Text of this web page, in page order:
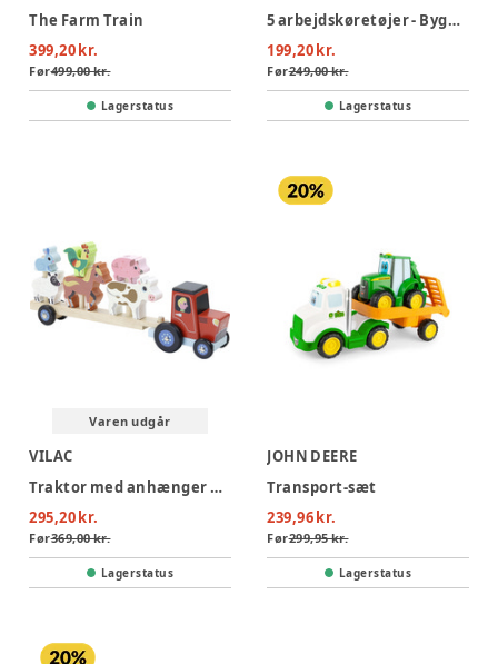
The Farm Train
399,20 kr.
Før499,00 kr.
Lagerstatus
5 arbejdskøretøjer - Byggeplads
199,20 kr.
Før249,00 kr.
Lagerstatus
Varen udgår
VILAC
Traktor med anhænger og stabledyr
295,20 kr.
Før369,00 kr.
Lagerstatus
JOHN DEERE
Transport-sæt
239,96 kr.
Før299,95 kr.
Lagerstatus